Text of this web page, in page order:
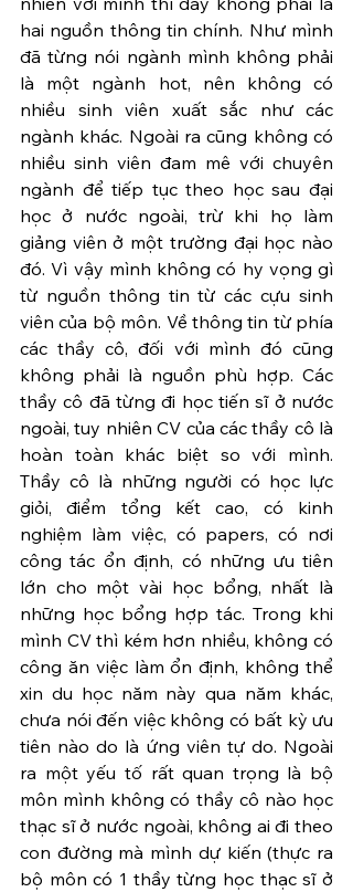
hai nguồn thông tin chính. Như mình
đã từng nói ngành mình không phải
là một ngành hot, nên không có
nhiều sinh viên xuất sắc như các
ngành khác. Ngoài ra cũng không có
nhiều sinh viên đam mê với chuyên
ngành để tiếp tục theo học sau đại
học ở nước ngoài, trừ khi họ làm
giảng viên ở một trường đại học nào
đó. Vì vậy mình không có hy vọng gì
từ nguồn thông tin từ các cựu sinh
viên của bộ môn. Về thông tin từ phía
các thầy cô, đối với mình đó cũng
không phải là nguồn phù hợp. Các
thầy cô đã từng đi học tiến sĩ ở nước
ngoài, tuy nhiên CV của các thầy cô là
hoàn toàn khác biệt so với mình.
Thầy cô là những người có học lực
giỏi, điểm tổng kết cao, có kinh
nghiệm làm việc, có papers, có nơi
công tác ổn định, có những ưu tiên
lớn cho một vài học bổng, nhất là
những học bổng hợp tác. Trong khi
mình CV thì kém hơn nhiều, không có
công ăn việc làm ổn định, không thể
xin du học năm này qua năm khác,
chưa nói đến việc không có bất kỳ ưu
tiên nào do là ứng viên tự do. Ngoài
ra một yếu tố rất quan trọng là bộ
môn mình không có thầy cô nào học
thạc sĩ ở nước ngoài, không ai đi theo
con đường mà mình dự kiến (thực ra
bộ môn có 1 thầy từng học thạc sĩ ở